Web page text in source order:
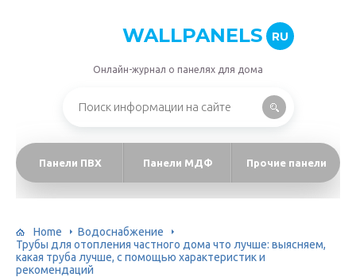
WALLPANELS RU
Онлайн-журнал о панелях для дома
Панели ПВХ Панели МДФ Прочие панели
Home
Водоснабжение
Трубы для отопления частного дома что лучше: выясняем,
какая труба лучше, с помощью характеристик и
рекомендаций